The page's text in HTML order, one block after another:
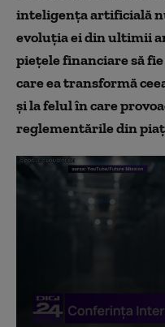
inteligența artificială
evoluția ei din ultimii
piețele financiare să
care ea transformă
și la felul în care
reglementările din